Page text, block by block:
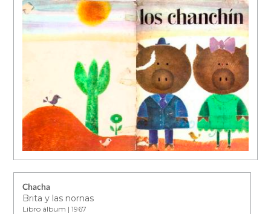
Chacha
Brita y las nornas
Libro álbum | 1967